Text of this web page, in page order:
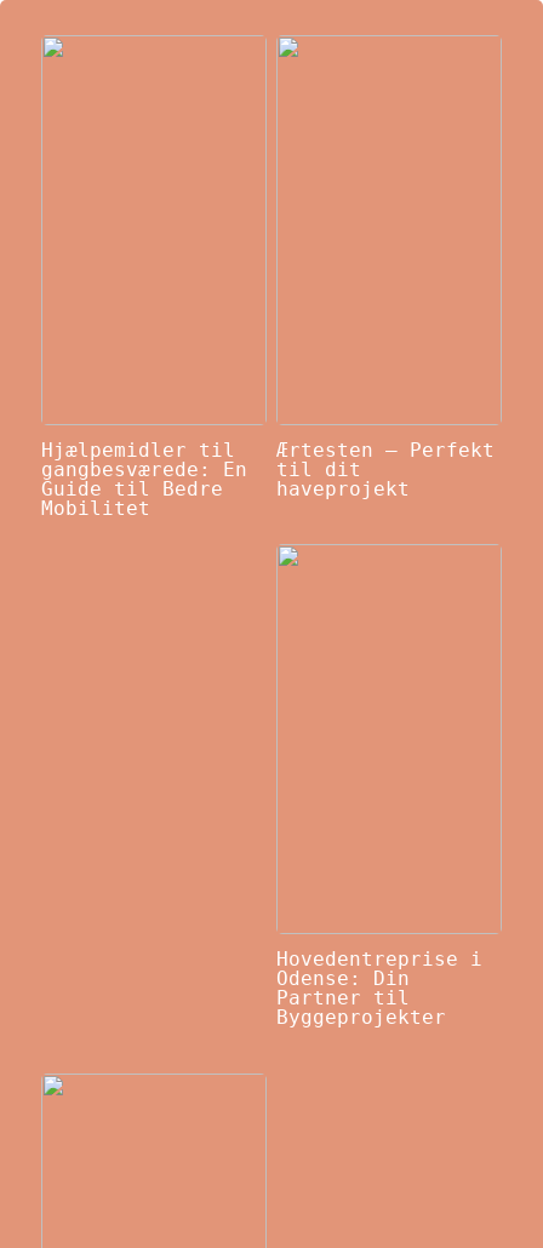
Hjælpemidler til
gangbesværede: En
Guide til Bedre
Mobilitet
Ærtesten – Perfekt
til dit
haveprojekt
Hovedentreprise i
Odense: Din
Partner til
Byggeprojekter